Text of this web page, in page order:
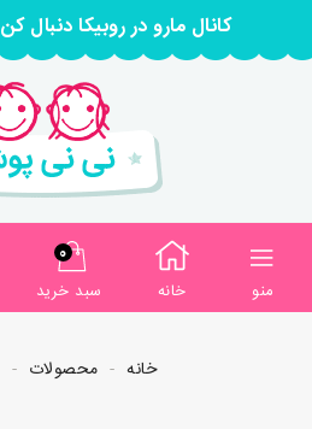
کانال مارو در روبیکا دنبال کن niniposhrasht
منو خانه
0
سبد خرید
خانه محصولات